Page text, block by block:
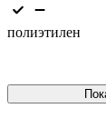
полиэтилен